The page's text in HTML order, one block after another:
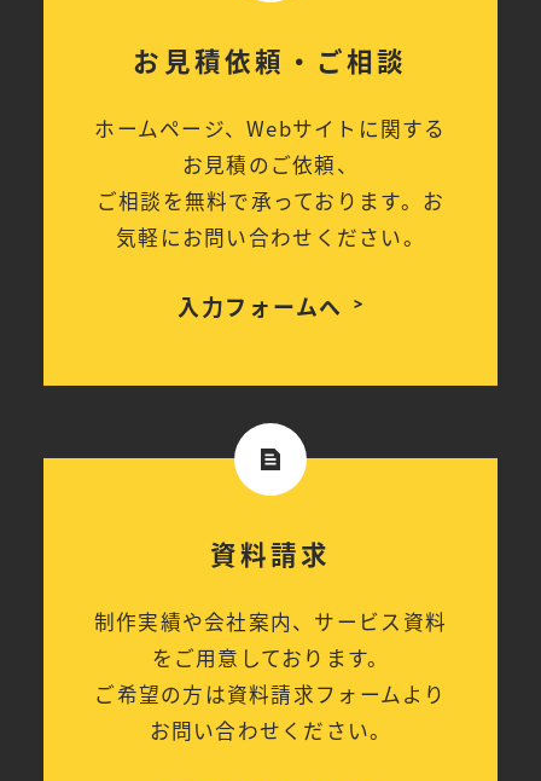
お見積依頼・ご相談
ホームページ、Webサイトに関する
お見積のご依頼、
ご相談を無料で承っております。お
気軽にお問い合わせください。
入力フォームへ
資料請求
制作実績や会社案内、サービス資料
をご用意しております。
ご希望の方は資料請求フォームより
お問い合わせください。